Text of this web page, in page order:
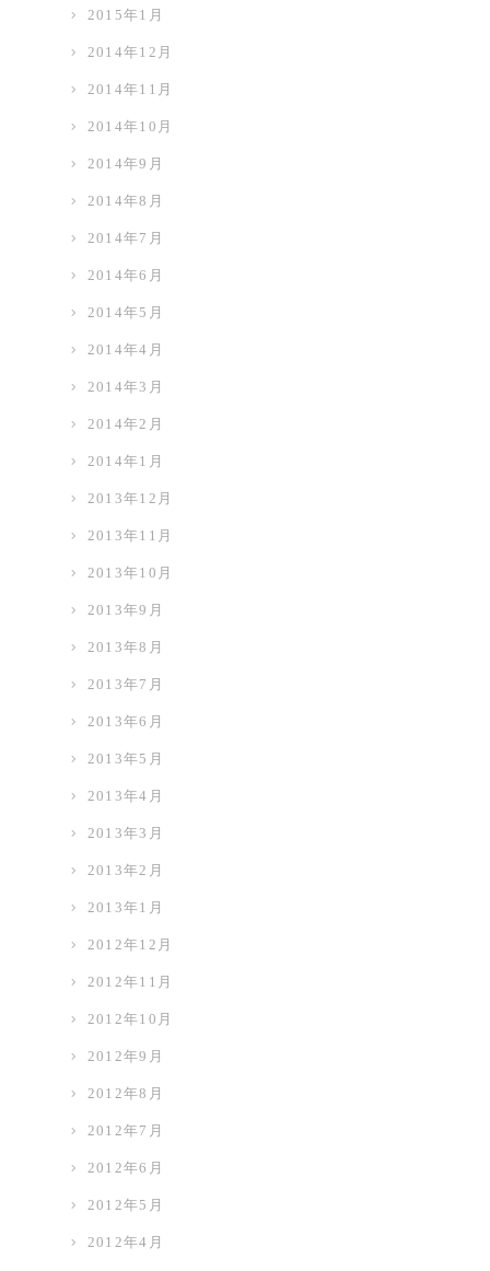
2015年1月
2014年12月
2014年11月
2014年10月
2014年9月
2014年8月
2014年7月
2014年6月
2014年5月
2014年4月
2014年3月
2014年2月
2014年1月
2013年12月
2013年11月
2013年10月
2013年9月
2013年8月
2013年7月
2013年6月
2013年5月
2013年4月
2013年3月
2013年2月
2013年1月
2012年12月
2012年11月
2012年10月
2012年9月
2012年8月
2012年7月
2012年6月
2012年5月
2012年4月